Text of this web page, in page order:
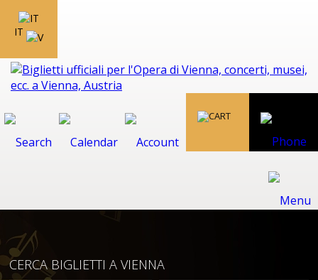
IT
CERCA BIGLIETTI A VIENNA